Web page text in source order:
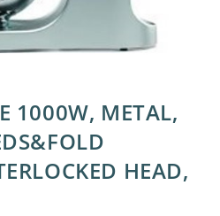
1000W, METAL,
HEAD,